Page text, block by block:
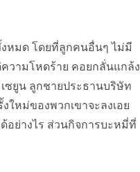
มด โดยที่ลูกคนอื่นๆ ไม่มี
วามโหดร้าย คอยกลั่นแกล้ง
ซยูน ลูกชายประธานบริษัท
หม่ของพวกเขาจะลงเอย
อย่างไร ส่วนกิจการบะหมี่ที่